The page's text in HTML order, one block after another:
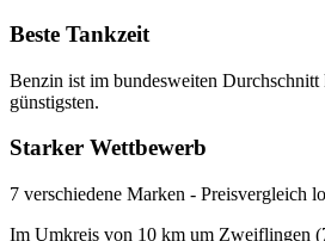
Beste Tankzeit
Benzin ist im bundesweiten
günstigsten.
Starker Wettbewerb
7 verschiedene Marken - Preisvergleich
Im Umkreis von 10 km um Zweiflingen